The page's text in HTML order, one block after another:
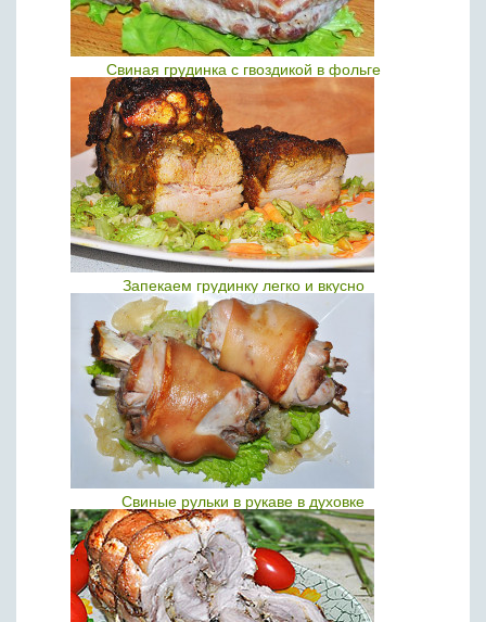
Свиная грудинка с гвоздикой в фольге
Запекаем грудинку легко и вкусно
Свиные рульки в рукаве в духовке